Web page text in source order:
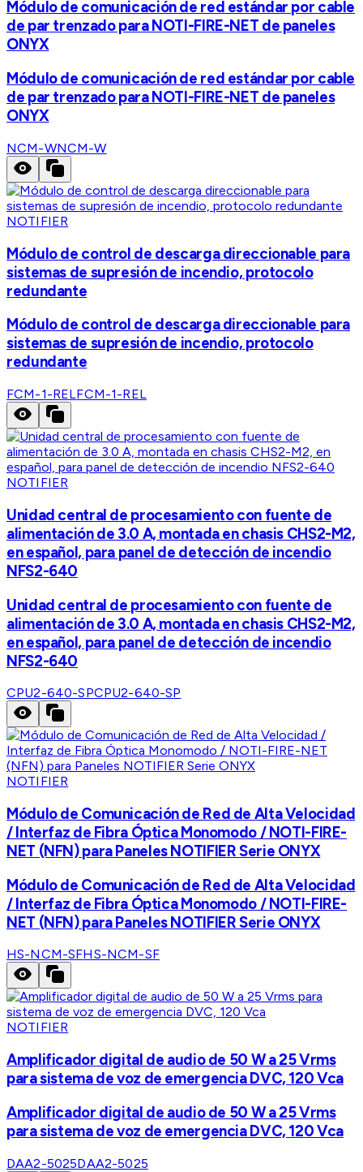
Módulo de comunicación de red estándar por cable
de par trenzado para NOTI-FIRE-NET de paneles
ONYX
Módulo de comunicación de red estándar por cable
de par trenzado para NOTI-FIRE-NET de paneles
ONYX
NCM-WNCM-W
NOTIFIER
Módulo de control de descarga direccionable para
sistemas de supresión de incendio, protocolo
redundante
Módulo de control de descarga direccionable para
sistemas de supresión de incendio, protocolo
redundante
FCM-1-RELFCM-1-REL
NOTIFIER
Unidad central de procesamiento con fuente de
alimentación de 3.0 A, montada en chasis CHS2-M2,
en español, para panel de detección de incendio
NFS2-640
Unidad central de procesamiento con fuente de
alimentación de 3.0 A, montada en chasis CHS2-M2,
en español, para panel de detección de incendio
NFS2-640
CPU2-640-SPCPU2-640-SP
NOTIFIER
Módulo de Comunicación de Red de Alta Velocidad
/ Interfaz de Fibra Óptica Monomodo / NOTI-FIRE-
NET (NFN) para Paneles NOTIFIER Serie ONYX
Módulo de Comunicación de Red de Alta Velocidad
/ Interfaz de Fibra Óptica Monomodo / NOTI-FIRE-
NET (NFN) para Paneles NOTIFIER Serie ONYX
HS-NCM-SFHS-NCM-SF
NOTIFIER
Amplificador digital de audio de 50 W a 25 Vrms
para sistema de voz de emergencia DVC, 120 Vca
Amplificador digital de audio de 50 W a 25 Vrms
para sistema de voz de emergencia DVC, 120 Vca
DAA2-5025DAA2-5025